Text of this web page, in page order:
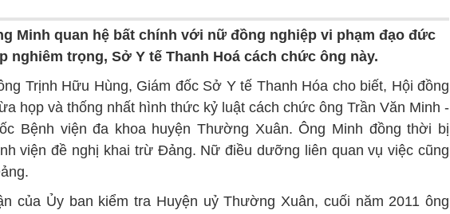
Minh quan hệ bất chính với nữ đồng nghiệp vi phạm đạo đức
nghiêm trọng, Sở Y tế Thanh Hoá cách chức ông này.
Trịnh Hữu Hùng, Giám đốc Sở Y tế Thanh Hóa cho biết, Hội đồng
họp và thống nhất hình thức kỷ luật cách chức ông Trần Văn Minh -
Bệnh viện đa khoa huyện Thường Xuân. Ông Minh đồng thời bị
viện đề nghị khai trừ Đảng. Nữ điều dưỡng liên quan vụ việc cũng
của Ủy ban kiểm tra Huyện uỷ Thường Xuân, cuối năm 2011 ông